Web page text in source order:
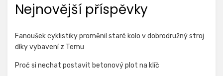
Nejnovější příspěvky
Fanoušek cyklistiky proměnil staré kolo v dobrodružný stroj
díky vybavení z Temu
Proč si nechat postavit betonový plot na klíč